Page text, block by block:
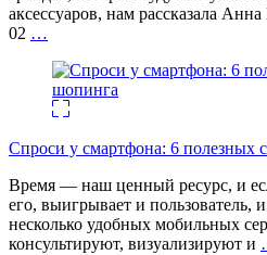
аксессуаров, нам рассказала
02 …
Спроси у смартфона: 6 полезных
Время — наш ценный ресурс, и
его, выигрывает и пользователь,
несколько удобных мобильных
консультируют, визуализируют и